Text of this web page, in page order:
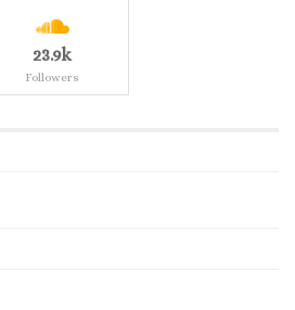
23.9k
Followers